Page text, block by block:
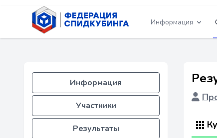
Информация
Информация
Участники
Результаты